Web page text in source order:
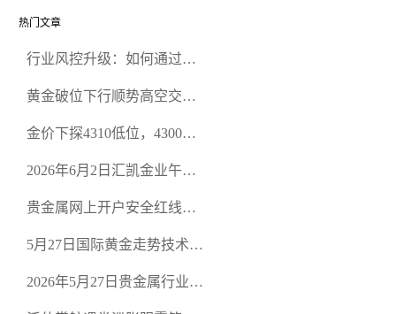
热门文章
行业风控升级：如何通过正
规黄金开户交易平台？
黄金破位下行顺势高空交易
金价下探4310低位，4300关
2026年6月2日汇凯金业午盘
空头清算算法如何布防？
贵金属网上开户安全红线：
恶意洗盘陷阱
5月27日国际黄金走势技术盘
规黄金平台全方位行情解析
2026年5月27日贵金属行业新